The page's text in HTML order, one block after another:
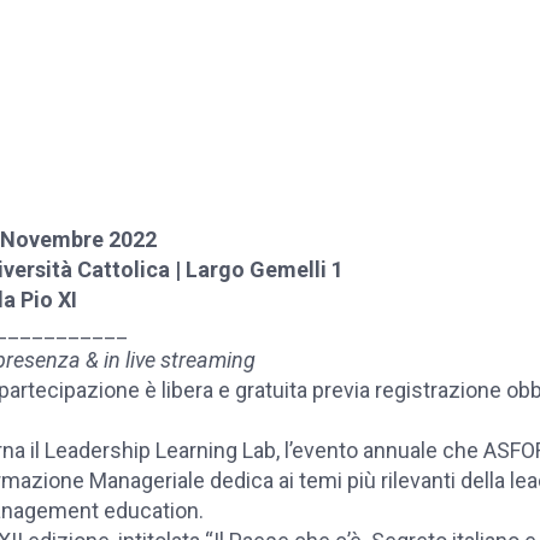
2022
Cattolica | Largo Gemelli 1
Pio XI
& in live streaming
è libera e gratuita previa registrazione
il Leadership Learning Lab, l’evento annuale che
Manageriale dedica ai temi più rilevanti della
education.